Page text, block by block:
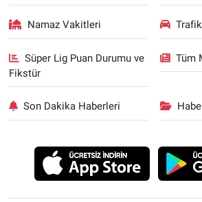
Namaz Vakitleri
Süper Lig Puan Durumu ve
Fikstür
Tüm
Son Dakika Haberleri